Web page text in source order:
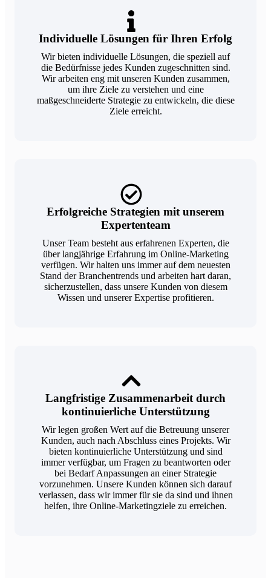
Individuelle Lösungen für Ihren Erfolg
Wir bieten individuelle Lösungen, die speziell auf
die Bedürfnisse jedes Kunden zugeschnitten sind.
Wir arbeiten eng mit unseren Kunden zusammen,
um ihre Ziele zu verstehen und eine
maßgeschneiderte Strategie zu entwickeln, die diese
Ziele erreicht.
Erfolgreiche Strategien mit unserem
Expertenteam
Unser Team besteht aus erfahrenen Experten, die
über langjährige Erfahrung im Online-Marketing
verfügen. Wir halten uns immer auf dem neuesten
Stand der Branchentrends und arbeiten hart daran,
sicherzustellen, dass unsere Kunden von diesem
Wissen und unserer Expertise profitieren.
Langfristige Zusammenarbeit durch
kontinuierliche Unterstützung
Wir legen großen Wert auf die Betreuung unserer
Kunden, auch nach Abschluss eines Projekts. Wir
bieten kontinuierliche Unterstützung und sind
immer verfügbar, um Fragen zu beantworten oder
bei Bedarf Anpassungen an einer Strategie
vorzunehmen. Unsere Kunden können sich darauf
verlassen, dass wir immer für sie da sind und ihnen
helfen, ihre Online-Marketingziele zu erreichen.